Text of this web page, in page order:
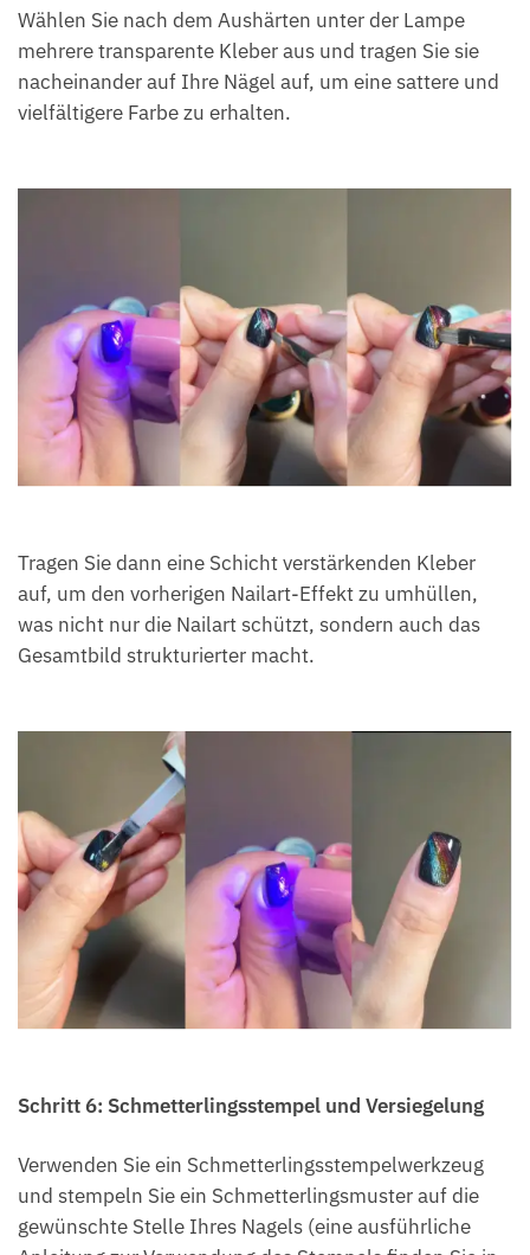
Wählen Sie nach dem Aushärten unter der Lampe
mehrere transparente Kleber aus und tragen Sie sie
nacheinander auf Ihre Nägel auf, um eine sattere und
vielfältigere Farbe zu erhalten.
Tragen Sie dann eine Schicht verstärkenden Kleber
auf, um den vorherigen Nailart-Effekt zu umhüllen,
was nicht nur die Nailart schützt, sondern auch das
Gesamtbild strukturierter macht.
Schritt 6: Schmetterlingsstempel und Versiegelung
Verwenden Sie ein Schmetterlingsstempelwerkzeug
und stempeln Sie ein Schmetterlingsmuster auf die
gewünschte Stelle Ihres Nagels (eine ausführliche